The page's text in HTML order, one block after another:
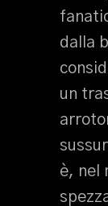
dalla
un
è, nel